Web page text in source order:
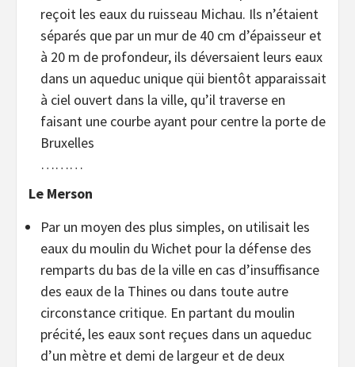
reçoit les eaux du ruisseau Michau. Ils n’étaient
séparés que par un mur de 40 cm d’épaisseur et
à 20 m de profondeur, ils déversaient leurs eaux
dans un aqueduc unique qüi bientôt apparaissait
à ciel ouvert dans la ville, qu’il traverse en
faisant une courbe ayant pour centre la porte de
Bruxelles
………
Le Merson
Par un moyen des plus simples, on utilisait les
eaux du moulin du Wichet pour la défense des
remparts du bas de la ville en cas d’insuffisance
des eaux de la Thines ou dans toute autre
circonstance critique. En partant du moulin
précité, les eaux sont reçues dans un aqueduc
d’un mètre et demi de largeur et de deux